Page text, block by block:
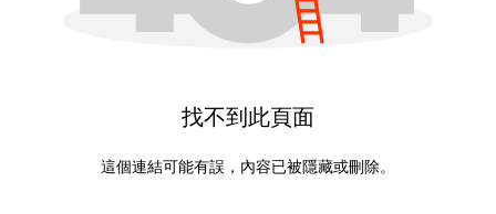
找不到此頁面
這個連結可能有誤，內容已被隱藏或刪除。